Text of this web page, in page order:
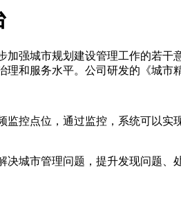
加强城市规划建设管理工作的若
理和服务水平。公司研发的《城
监控点位，通过监控，系统可以
决城市管理问题，提升发现问题